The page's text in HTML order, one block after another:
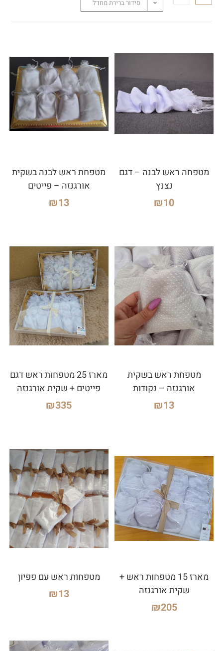
סידור ברירת מחדל
מטפחה ראש לבנה – דגם
נצנץ
₪10
מטפחת ראש לבנה בשקית
אורגנזה – פייטים
₪13
מטפחת ראש בשקית
אורגנזה – נקודות
₪13
מארז 25 מטפחות ראש דגם
פייטים + שקית אורגנזה
₪335
מארז 15 מטפחות ראש +
שקית אורגנזה
₪205
מטפחות ראש עם פפיון
₪13